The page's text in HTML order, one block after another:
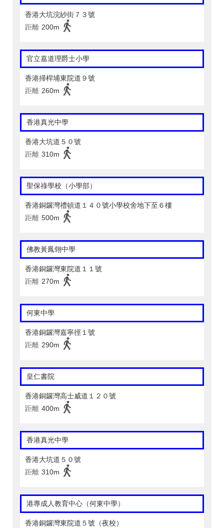
香港大坑浣紗街７３號
距離 200m
官立嘉道理爵士小學
香港掃桿埔東院道９號
距離 260m
香港真光中學
香港大坑道５０號
距離 310m
聖保祿學校（小學部）
香港銅鑼灣禮頓道１４０號小學校舍地下至６樓
距離 500m
佛教黃鳳翎中學
香港銅鑼灣東院道１１號
距離 270m
何東中學
香港銅鑼灣嘉寧徑１號
距離 290m
皇仁書院
香港銅鑼灣高士威道１２０號
距離 400m
香港真光中學
香港大坑道５０號
距離 310m
港專成人教育中心（何東中學）
香港銅鑼灣東院道５號（夜校）